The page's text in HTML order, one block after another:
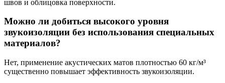
швов и облицовка поверхности.
Можно ли добиться высокого уровня
звукоизоляции без использования специальных
материалов?
Нет, применение акустических матов плотностью 60 кг/м³
существенно повышает эффективность звукоизоляции.